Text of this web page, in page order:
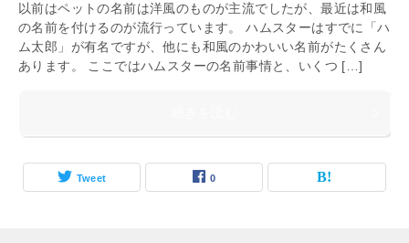
以前はペットの名前は洋風のものが主流でしたが、最近は和風
の名前を付けるのが流行っています。 ハムスターはすでに「ハ
ム太郎」が有名ですが、他にも和風のかわいい名前がたくさん
あります。 ここではハムスターの名前事情と、いくつ […]
Tweet 0